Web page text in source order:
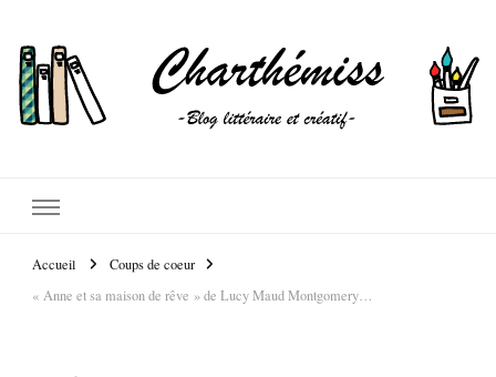
Accueil
Coups de coeur
« Anne et sa maison de rêve » de Lucy Maud Montgomery…